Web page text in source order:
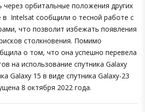
через орбитальные положения других
в Intelsat сообщили о тесной работе с
что позволит избежать появления
столкновения. Помимо
о том, что она успешно перевела
на использование спутника Galaxy
Galaxy 15 в виде спутника Galaxy-23
8 октября 2022 года.